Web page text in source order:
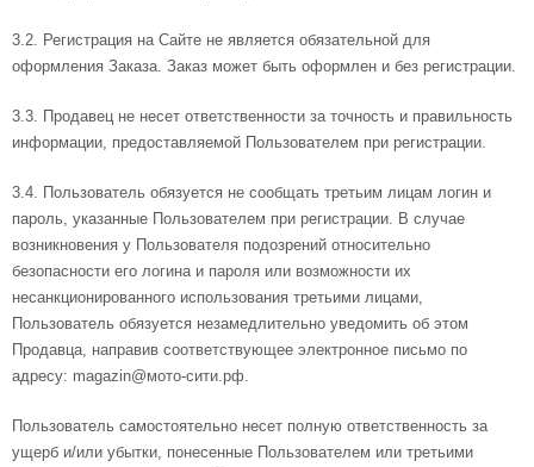
3.2. Регистрация на Сайте не является обязательной для
оформления Заказа. Заказ может быть оформлен и без регистрации.
3.3. Продавец не несет ответственности за точность и правильность
информации, предоставляемой Пользователем при регистрации.
3.4. Пользователь обязуется не сообщать третьим лицам логин и
пароль, указанные Пользователем при регистрации. В случае
возникновения у Пользователя подозрений относительно
безопасности его логина и пароля или возможности их
несанкционированного использования третьими лицами,
Пользователь обязуется незамедлительно уведомить об этом
Продавца, направив соответствующее электронное письмо по
адресу: magazin@мото-сити.рф.
Пользователь самостоятельно несет полную ответственность за
ущерб и/или убытки, понесенные Пользователем или третьими